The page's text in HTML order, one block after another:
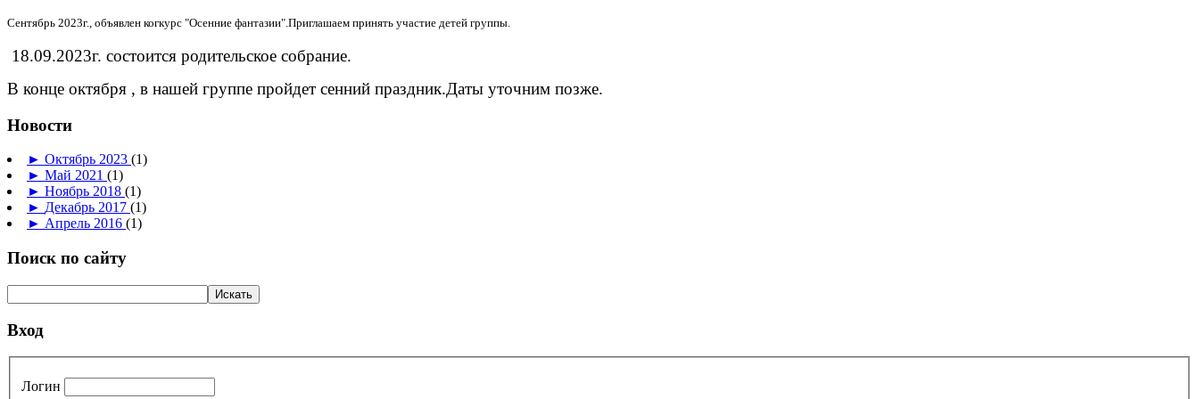
Сентябрь 2023г., объявлен когкурс "Осенние фантазии".Приглашаем принять участие детей группы.
18.09.2023г. состоится родительское собрание.
В конце октября , в нашей группе пройдет сенний праздник.Даты уточним позже.
Новости
► Октябрь 2023 (1)
► Май 2021 (1)
► Ноябрь 2018 (1)
► Декабрь 2017 (1)
► Апрель 2016 (1)
Поиск по сайту
Вход
Логин